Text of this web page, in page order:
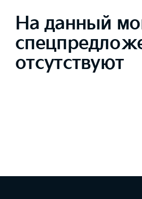
На данный
отсутствуют